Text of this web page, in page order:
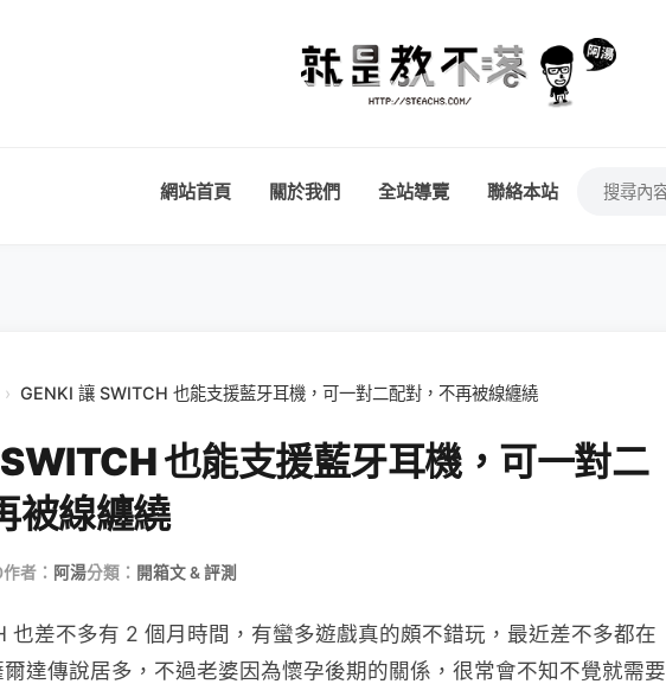
網站首頁 關於我們 全站導覽 聯絡本站
› GENKI 讓 SWITCH 也能支援藍牙耳機，可一對二配對，不再被線纏繞
也能支援藍牙耳機，可一對二
被線纏繞
作者： 阿湯分類： 開箱文 & 評測
也差不多有 2 個月時間，有蠻多遊戲真的頗不錯玩，最近差不多都在
達傳說居多，不過老婆因為懷孕後期的關係，很常會不知不覺就需要